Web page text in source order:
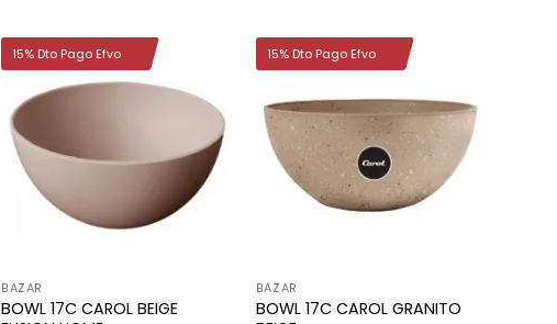
Añadir
deseos
BAZAR
BOWL 17C CAROL BEIGE
15% Dto Pago Efvo
Añadir
a la
deseos
BAZAR
BOWL 17C CAROL GRANITO
15% Dto Pago Efvo